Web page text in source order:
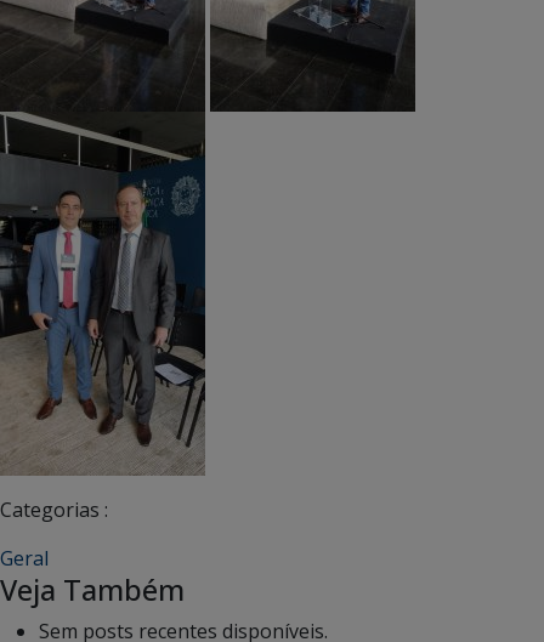
Categorias :
Geral
Veja Também
Sem posts recentes disponíveis.